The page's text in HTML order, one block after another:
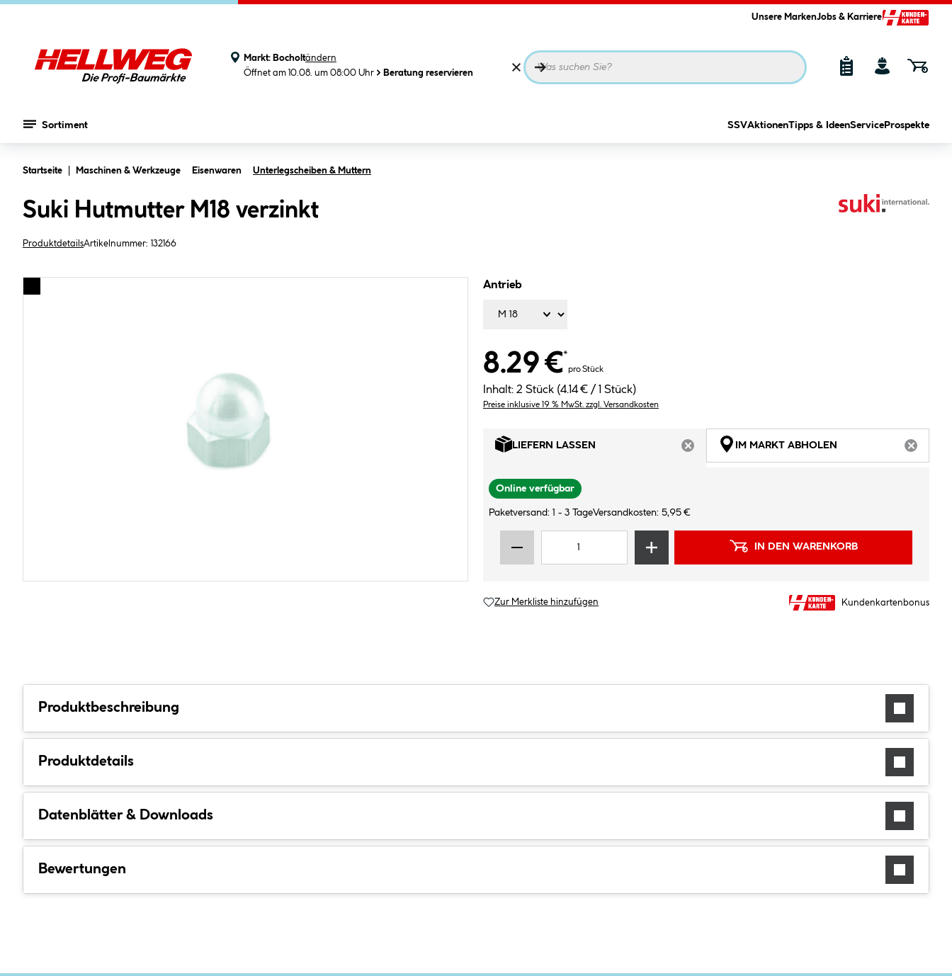
Unsere MarkenJobs & Karriere
Markt: Bocholtändern
Öffnet am 10.08. um 08:00 Uhr
Beratung reservieren
Sortiment SSVAktionenTipps & IdeenService Prospekte
Startseite Maschinen & Werkzeuge Eisenwaren Unterlegscheiben & Muttern
Suki Hutmutter M18 verzinkt
ProduktdetailsArtikelnummer: 132166
Antrieb
8.29 €*
pro Stück
Inhalt: 2 Stück (4.14 € / 1 Stück)
Preise inklusive 19 % MwSt. zzgl. Versandkosten
LIEFERN LASSEN
ARTIKEL NICHT VERFÜGBAR
IM MARKT ABHOLEN
Online verfügbar
Paketversand: 1 - 3 TageVersandkosten: 5,95 €
IN DEN WARENKORB
Zur Merkliste hinzufügen Kundenkartenbonus
Produktbeschreibung
Produktdetails
Datenblätter & Downloads
Bewertungen